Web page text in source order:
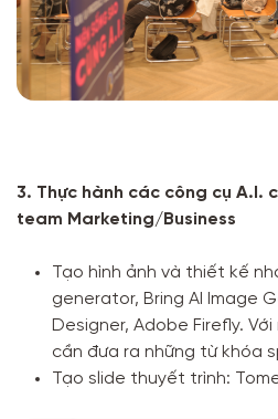
3. Thực hành các công cụ A.I.
team Marketing/Business
Tạo hình ảnh và thiết kế
generator, Bring AI Image
Designer, Adobe Firefly.
cần đưa ra những từ khóa
Tạo slide thuyết trình: